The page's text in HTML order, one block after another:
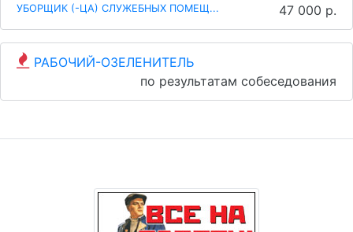
УБОРЩИК (-ЦА) СЛУЖЕБНЫХ ПОМЕЩ... 47 000 р.
РАБОЧИЙ-ОЗЕЛЕНИТЕЛЬ
по результатам собеседования